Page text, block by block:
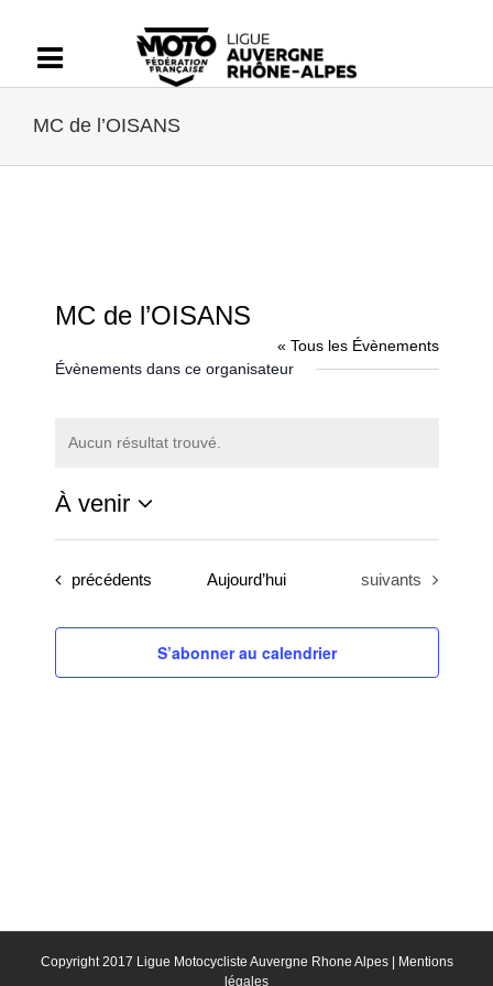
contenu
MC de l’OISANS
MC de l’OISANS
« Tous les Évènements
Évènements dans ce organisateur
Notice
Aucun résultat trouvé.
À venir
Sélectionnez
uneÉvènements
précédents Aujourd’hui Évènements
suivants
S’abonner au calendrier
Copyright 2017 Ligue Motocycliste Auvergne Rhone Alpes |
Mentions
légales